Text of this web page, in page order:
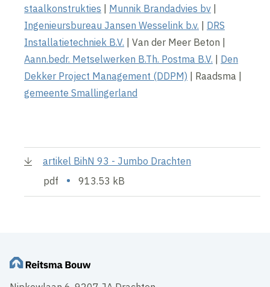
staalkonstrukties
Munnik Brandadvies bv
Ingenieursbureau Jansen Wesselink b.v.
DRS
Installatietechniek B.V. | Van der Meer Beton |
Aann.bedr. Metselwerken B.Th. Postma B.V.
Den
Dekker Project Management (DDPM) | Raadsma |
gemeente Smallingerland
artikel BihN 93 - Jumbo Drachten
pdf
• 913.53 kB